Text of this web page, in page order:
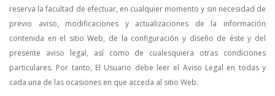
reserva la facultad de efectuar, en cualquier momento y sin necesidad de
previo aviso, modificaciones y actualizaciones de la información
contenida en el sitio Web, de la configuración y diseño de éste y del
presente aviso legal, así como de cualesquiera otras condiciones
particulares. Por tanto, El Usuario debe leer el Aviso Legal en todas y
cada una de las ocasiones en que acceda al sitio Web.